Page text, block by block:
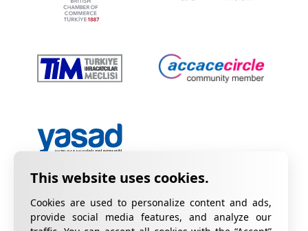
Cookies are used to personalize content and ads,
provide social media features, and analyze our